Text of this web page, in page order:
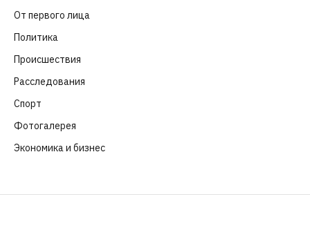
От первого лица
Политика
Происшествия
Расследования
Спорт
Фотогалерея
Экономика и бизнес